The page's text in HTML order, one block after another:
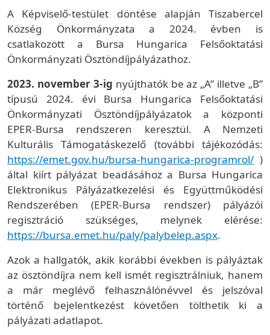
A Képviselő-testület döntése alapján Tiszabercel
Község Önkormányzata a 2024. évben is
csatlakozott a Bursa Hungarica Felsőoktatási
Önkormányzati Ösztöndíjpályázathoz.
2023. november 3-ig nyújthatók be az „A” illetve „B”
típusú 2024. évi Bursa Hungarica Felsőoktatási
Önkormányzati Ösztöndíjpályázatok a központi
EPER-Bursa rendszeren keresztül. A Nemzeti
Kulturális Támogatáskezelő (további tájékozódás:
https://emet.gov.hu/bursa-hungarica-programrol/ )
által kiírt pályázat beadásához a Bursa Hungarica
Elektronikus Pályázatkezelési és Együttműködési
Rendszerében (EPER-Bursa rendszer) pályázói
regisztráció szükséges, melynek elérése:
https://bursa.emet.hu/paly/palybelep.aspx.
Azok a hallgatók, akik korábbi években is pályáztak
az ösztöndíjra nem kell ismét regisztrálniuk, hanem
a már meglévő felhasználónévvel és jelszóval
történő bejelentkezést követően tölthetik ki a
pályázati adatlapot.